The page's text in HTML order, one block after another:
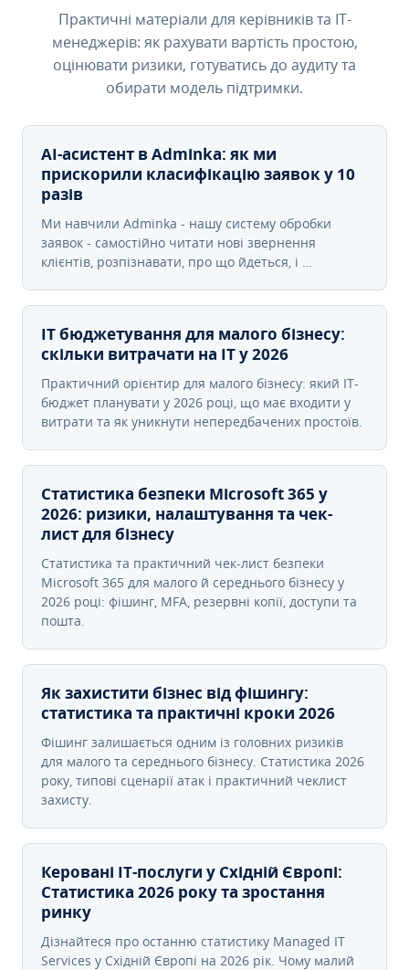
Практичні матеріали для керівників та IT-
менеджерів: як рахувати вартість простою,
оцінювати ризики, готуватись до аудиту та
обирати модель підтримки.
AI-асистент в Adminka: як ми
прискорили класифікацію заявок у 10
разів
Ми навчили Adminka - нашу систему обробки
заявок - самостійно читати нові звернення
клієнтів, розпізнавати, про що йдеться, і …
IT бюджетування для малого бізнесу:
скільки витрачати на IT у 2026
Практичний орієнтир для малого бізнесу: який IT-
бюджет планувати у 2026 році, що має входити у
витрати та як уникнути непередбачених простоїв.
Статистика безпеки Microsoft 365 у
2026: ризики, налаштування та чек-
лист для бізнесу
Статистика та практичний чек-лист безпеки
Microsoft 365 для малого й середнього бізнесу у
2026 році: фішинг, MFA, резервні копії, доступи та
пошта.
Як захистити бізнес від фішингу:
статистика та практичні кроки 2026
Фішинг залишається одним із головних ризиків
для малого та середнього бізнесу. Статистика 2026
року, типові сценарії атак і практичний чеклист
захисту.
Керовані ІТ-послуги у Східній Європі:
Статистика 2026 року та зростання
ринку
Дізнайтеся про останню статистику Managed IT
Services у Східній Європі на 2026 рік. Чому малий